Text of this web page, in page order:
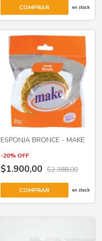
en stock
ESPONJA BRONCE - MAKE
-20% OFF
$1.900,00 $2.388,00
COMPRAR en stock